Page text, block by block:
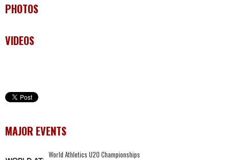
PHOTOS
VIDEOS
MAJOR EVENTS
World Athletics U20 Championships